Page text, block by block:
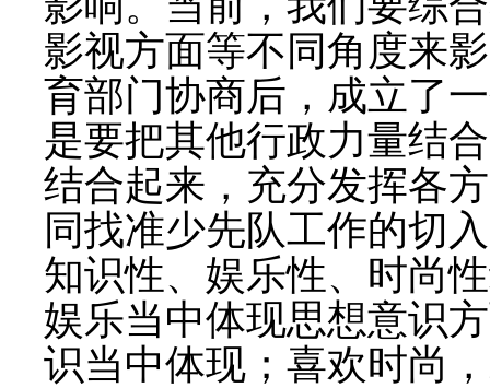
影视方面等不同角度来
育部门协商后，成立了
是要把其他行政力量结
结合起来，充分发挥各
同找准少先队工作的切
知识性、娱乐性、时尚
娱乐当中体现思想意识
识当中体现；喜欢时尚